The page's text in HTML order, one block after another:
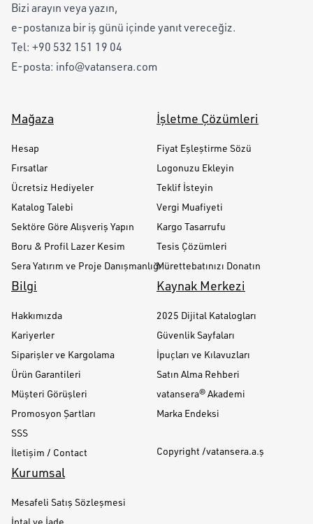
Bizi arayın veya yazın,
e-postanıza bir iş günü içinde yanıt vereceğiz.
Tel: +90 532 151 19 04
E-posta: info@vatansera.com
Mağaza
Hesap
Fırsatlar
Ücretsiz Hediyeler
Katalog Talebi
Sektöre Göre Alışveriş Yapın
Boru & Profil Lazer Kesim
Sera Yatırım ve Proje Danışmanlığı
İşletme Çözümleri
Fiyat Eşleştirme Sözü
Logonuzu Ekleyin
Teklif İsteyin
Vergi Muafiyeti
Kargo Tasarrufu
Tesis Çözümleri
Mürettebatınızı Donatın
Bilgi
Hakkımızda
Kariyerler
Siparişler ve Kargolama
Ürün Garantileri
Müşteri Görüşleri
Promosyon Şartları
SSS
İletişim / Contact
Kaynak Merkezi
2025 Dijital Katalogları
Güvenlik Sayfaları
İpuçları ve Kılavuzları
Satın Alma Rehberi
vatansera® Akademi
Marka Endeksi
Copyright /vatansera.a.ş
Kurumsal
Mesafeli Satış Sözleşmesi
İptal ve İade